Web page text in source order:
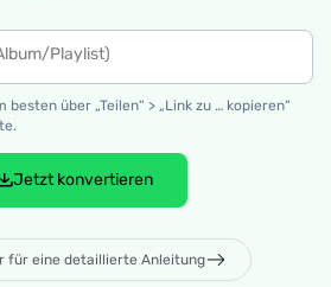
besten über „Teilen“ > „Link zu … kopieren“
Jetzt konvertieren
für eine detaillierte Anleitung